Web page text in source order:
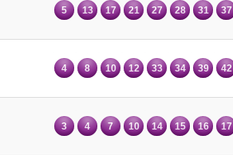
5 13 17 21 27 28 31 37
4 8 10 12 33 34 39 42
3 4 7 10 14 15 16 17